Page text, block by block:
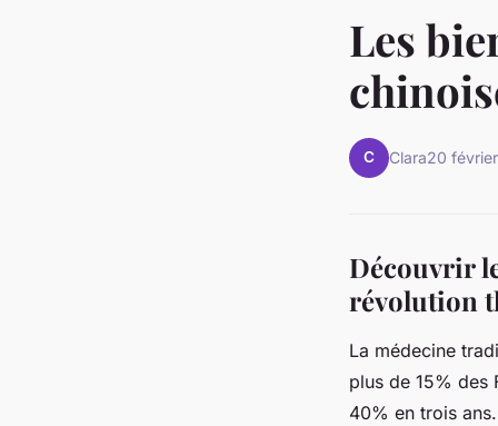
Les
C Clara20
Découvrir
révolution
La médecine
plus de 15% des
40% en trois